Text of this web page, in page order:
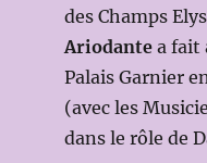
des Champs
Ariodantea fait
Palais Garnier
(avec les
dans le rôle de